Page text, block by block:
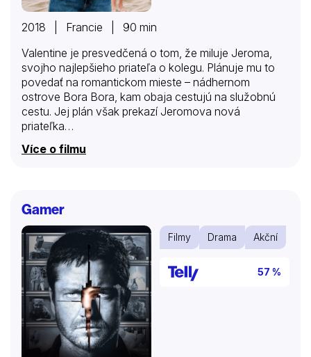
2018 | Francie | 90 min
Valentine je presvedčená o tom, že miluje Jeroma,
svojho najlepšieho priateľa o kolegu. Plánuje mu to
povedať na romantickom mieste – nádhernom
ostrove Bora Bora, kam obaja cestujú na služobnú
cestu. Jej plán však prekazí Jeromova nová
priateľka…
Více o filmu
Gamer
Filmy Drama Akční
57 %